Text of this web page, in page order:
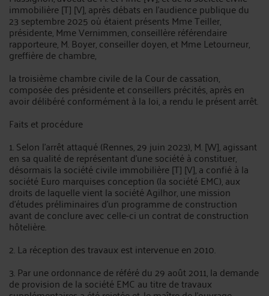
immobilière [T] [V], après débats en l'audience publique du
23 septembre 2025 où étaient présents Mme Teiller,
présidente, Mme Vernimmen, conseillère référendaire
rapporteure, M. Boyer, conseiller doyen, et Mme Letourneur,
greffière de chambre,
la troisième chambre civile de la Cour de cassation,
composée des présidente et conseillers précités, après en
avoir délibéré conformément à la loi, a rendu le présent arrêt.
Faits et procédure
1. Selon l'arrêt attaqué (Rennes, 29 juin 2023), M. [W], agissant
en sa qualité de représentant d'une société à constituer,
désormais la société civile immobilière [T] [V], a confié à la
société Euro marquises conception (la société EMC), aux
droits de laquelle vient la société Agilhor, une mission
d'études préliminaires d'un programme de construction
avant de conclure avec celle-ci un contrat de construction
hôtelière.
2. La réception des travaux est intervenue en 2010.
3. Par une ordonnance de référé du 29 août 2011, la demande
de provision de la société EMC au titre de travaux